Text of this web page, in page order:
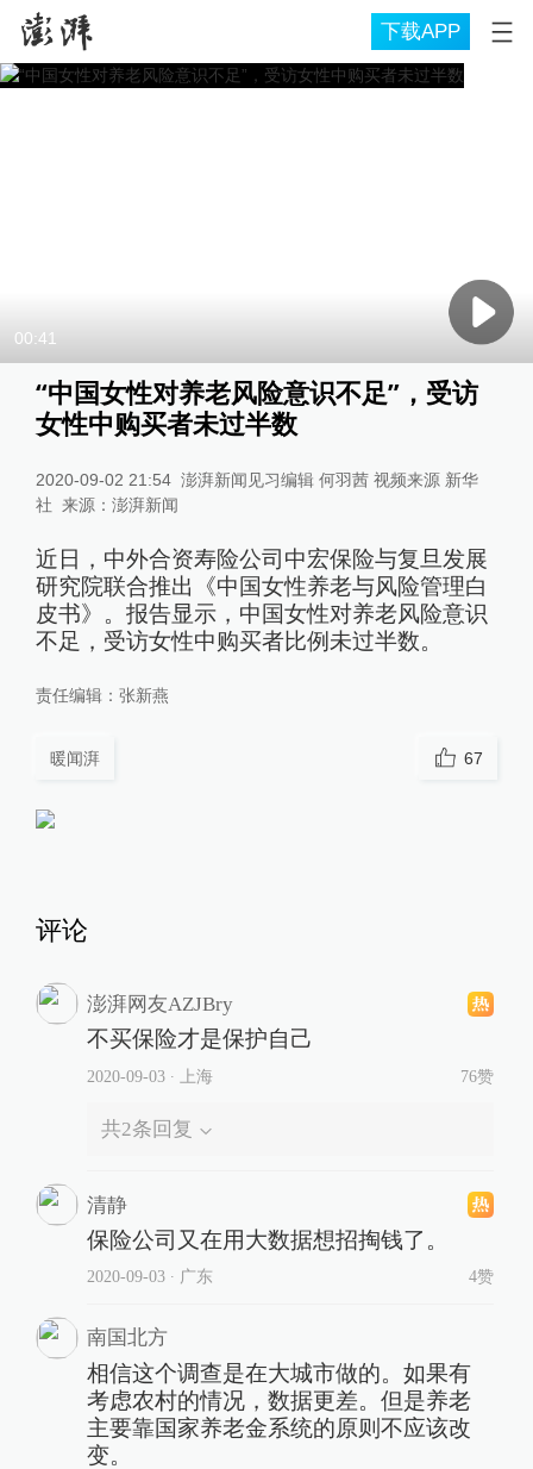
下载APP
00:41
“中国女性对养老风险意识不足”，受访
女性中购买者未过半数
2020-09-02 21:54 澎湃新闻见习编辑 何羽茜 视频来源 新华
社 来源： 澎湃新闻
近日，中外合资寿险公司中宏保险与复旦发展
研究院联合推出《中国女性养老与风险管理白
皮书》。报告显示，中国女性对养老风险意识
不足，受访女性中购买者比例未过半数。
责任编辑： 张新燕
暖闻湃 67
评论
澎湃网友AZJBry
不买保险才是保护自己
2020-09-03∙ 上海 76赞
共2条回复
清静
保险公司又在用大数据想招掏钱了。
2020-09-03∙ 广东 4赞
南国北方
相信这个调查是在大城市做的。如果有
考虑农村的情况，数据更差。但是养老
主要靠国家养老金系统的原则不应该改
变。